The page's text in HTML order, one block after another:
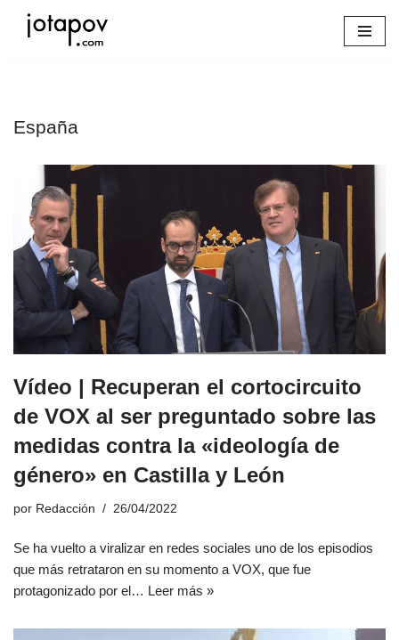
España
Vídeo | Recuperan el cortocircuito
de VOX al ser preguntado sobre las
medidas contra la «ideología de
género» en Castilla y León
por Redacción 26/04/2022
Se ha vuelto a viralizar en redes sociales uno de los episodios
que más retrataron en su momento a VOX, que fue
protagonizado por el… Leer más »